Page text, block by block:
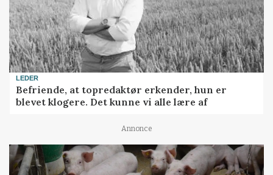
LEDER
Befriende, at topredaktør erkender, hun er
blevet klogere. Det kunne vi alle lære af
Annonce